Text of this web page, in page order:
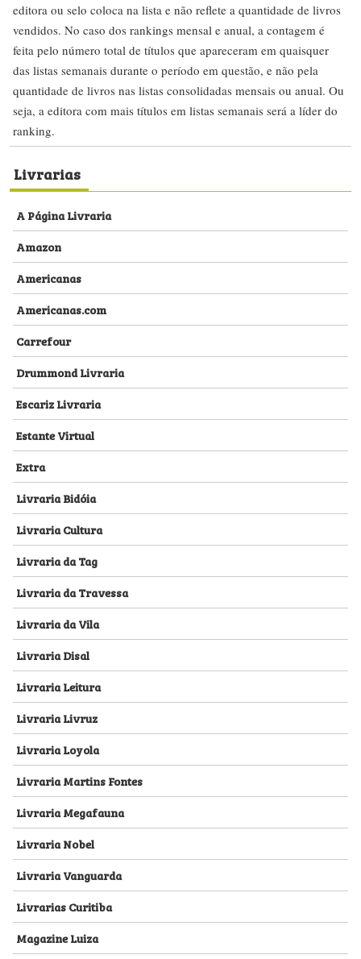
editora ou selo coloca na lista e não reflete a quantidade de livros
vendidos. No caso dos rankings mensal e anual, a contagem é
feita pelo número total de títulos que apareceram em quaisquer
das listas semanais durante o período em questão, e não pela
quantidade de livros nas listas consolidadas mensais ou anual. Ou
seja, a editora com mais títulos em listas semanais será a líder do
ranking.
Livrarias
A Página Livraria
Amazon
Americanas
Americanas.com
Carrefour
Drummond Livraria
Escariz Livraria
Estante Virtual
Extra
Livraria Bidóia
Livraria Cultura
Livraria da Tag
Livraria da Travessa
Livraria da Vila
Livraria Disal
Livraria Leitura
Livraria Livruz
Livraria Loyola
Livraria Martins Fontes
Livraria Megafauna
Livraria Nobel
Livraria Vanguarda
Livrarias Curitiba
Magazine Luiza